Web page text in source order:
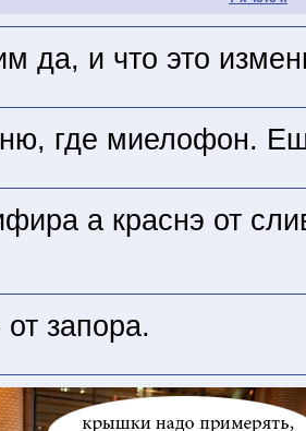
да, и что это
где миелофон.
а краснэ от
запора.